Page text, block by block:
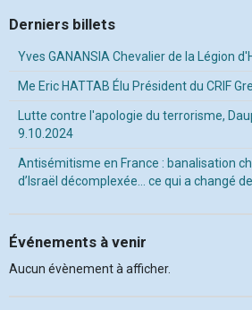
Derniers billets
Yves GANANSIA Chevalier de la Légion
Me Eric HATTAB Élu Président du CRIF
Lutte contre l'apologie du terrorisme,
9.10.2024
Antisémitisme en France : banalisation
d’Israël décomplexée… ce qui a changé
Événements à venir
Aucun évènement à afficher.